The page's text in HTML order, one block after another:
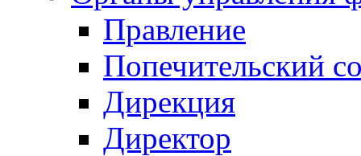
Правление
Попечительский
Дирекция
Директор